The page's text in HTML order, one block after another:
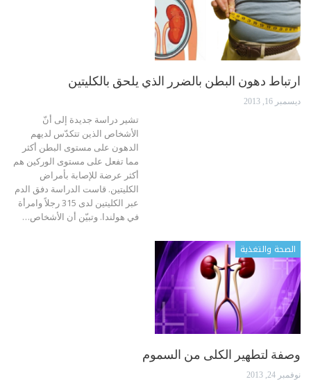
ارتباط دهون البطن بالضرر الذي يلحق بالكليتين
ديسمبر 16, 2013
تشير دراسة جديدة إلى أنّ
الأشخاص الذين تتكدّس لديهم
الدهون على مستوى البطن أكثر
مما تفعل على مستوى الوركين هم
أكثر عرضة للإصابة بأمراض
الكليتين. قاست الدراسة دفق الدم
عبر الكليتين لدى 315 رجلاً وامرأة
في هولندا. وتبيّن أن الأشخاص…
الصحة والتغذية
وصفة لتطهير الكلى من السموم
نوفمبر 24, 2013